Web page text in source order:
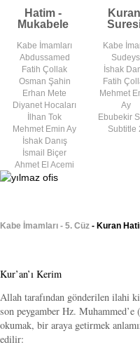
Hatim -
Mukabele
Kuran
Kabe İmamları
Abdussamed
Fatih Çollak
Osman Şahin
Erhan Mete
Diyanet Hocaları
İlhan Tok
Mehmet Emin Ay
İshak Danış
İsmail Biçer
Ahmet El Acemi
Kabe
Sudeys
İshak
Fatih
Mehmet
Ay
Ebubekir
Subtitle
Kabe İmamları - 5. Cüz - Kuran
Kur’an’ı Kerim
Allah tarafından gönderilen ilahi
son peygamber Hz.
okumak, bir araya getirmek
edilir: